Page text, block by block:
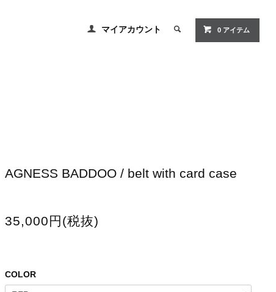
マイアカウント 0 アイテム
AGNESS BADDOO / belt with card case
35,000円(税抜)
COLOR